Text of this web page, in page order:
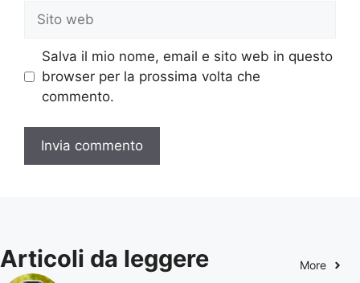
web
Salva il mio nome, email e sito web in questo
browser per la prossima volta che
commento.
Articoli da leggere More